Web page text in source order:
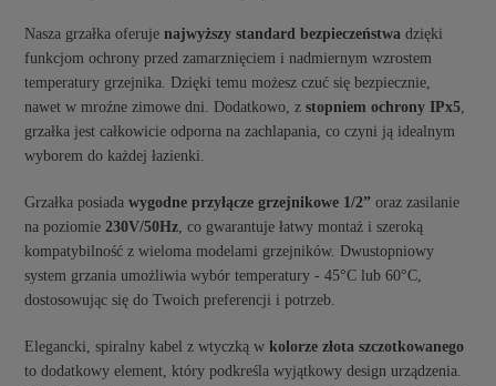
Nasza grzałka oferujenajwyższy standard bezpieczeństwa dzięki
funkcjom ochrony przed zamarznięciem i nadmiernym wzrostem
temperatury grzejnika. Dzięki temu możesz czuć się bezpiecznie,
nawet w mroźne zimowe dni. Dodatkowo, zstopniem ochrony IPx5,
grzałka jest całkowicie odporna na zachlapania, co czyni ją idealnym
wyborem do każdej łazienki.
Grzałka posiadawygodne przyłącze grzejnikowe 1/2” oraz zasilanie
na poziomie230V/50Hz, co gwarantuje łatwy montaż i szeroką
kompatybilność z wieloma modelami grzejników. Dwustopniowy
system grzania umożliwia wybór temperatury - 45°C lub 60°C,
dostosowując się do Twoich preferencji i potrzeb.
Elegancki, spiralny kabel z wtyczką wkolorze złota szczotkowanego
to dodatkowy element, który podkreśla wyjątkowy design urządzenia.